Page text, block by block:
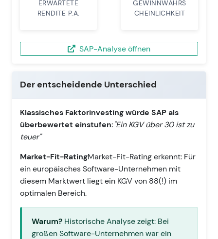
ERWARTETE
RENDITE P.A.
GEWINNWAHRS
CHEINLICHKEIT
SAP-Analyse öffnen
Der entscheidende Unterschied
Klassisches Faktorinvesting würde SAP als
überbewertet einstufen:"Ein KGV über 30 ist zu
teuer"
Market-Fit-RatingMarket-Fit-Rating erkennt: Für
ein europäisches Software-Unternehmen mit
diesem Marktwert liegt ein KGV von 88(!) im
optimalen Bereich.
Warum? Historische Analyse zeigt: Bei
großen Software-Unternehmen war ein